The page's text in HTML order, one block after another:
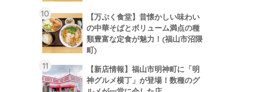
【万ぷく食堂】昔懐かしい味わい
の中華そばとボリューム満点の種
類豊富な定食が魅力！(福山市沼隈
町)
【新店情報】福山市明神町に「明
神グルメ横丁」が登場！数種のグ